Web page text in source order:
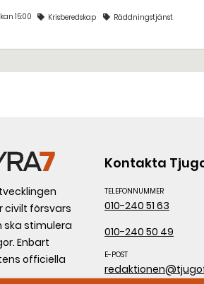
15:00 Krisberedskap Räddningstjänst
civilt försvars
stimulera
Enbart
officiella
Kontakta
TELEFONNUMMER
010-240 51 63
010-240 50 49
E-POST